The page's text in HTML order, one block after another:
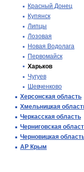
Красный Донец
Купянск
Липцы
Лозовая
Новая Водолага
Первомайск
Харьков
Чугуев
Шевченково
Херсонская область
Хмельницкая
Черкасская область
Черниговская
Черновицкая
АР Крым